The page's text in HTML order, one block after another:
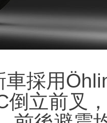
車採用
倒立前叉